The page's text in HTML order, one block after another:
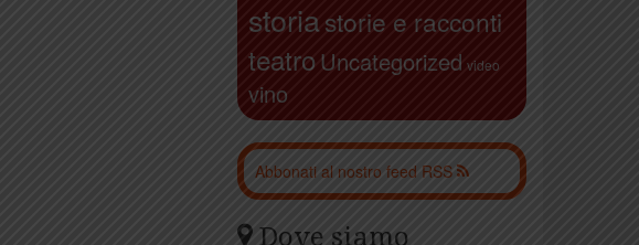
storiastorie e racconti
teatro Uncategorized video
vino
Abbonati al nostro feed RSS
Dove siamo